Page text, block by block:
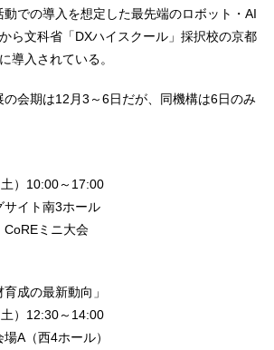
での導入を想定した最先端のロボット・AI
ら文科省「DXハイスクール」採択校の京都
導入されている。
の会期は12月3～6日だが、同機構は6日のみ
）10:00～17:00
サイト南3ホール
CoREミニ大会
成の最新動向」
）12:30～14:00
A（西4ホール）